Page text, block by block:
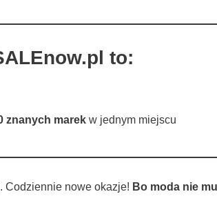
to:
znanych marekw jednym miejscu
Codziennie nowe okazje! Bo moda nie